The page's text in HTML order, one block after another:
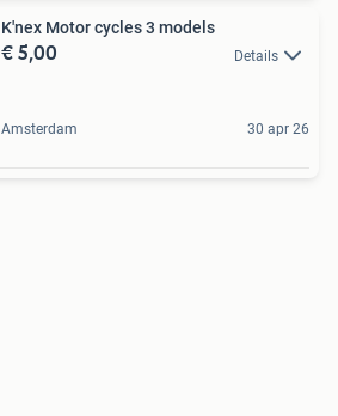
K'nex Motor cycles 3 models
€ 5,00 Details
Amsterdam 30 apr 26